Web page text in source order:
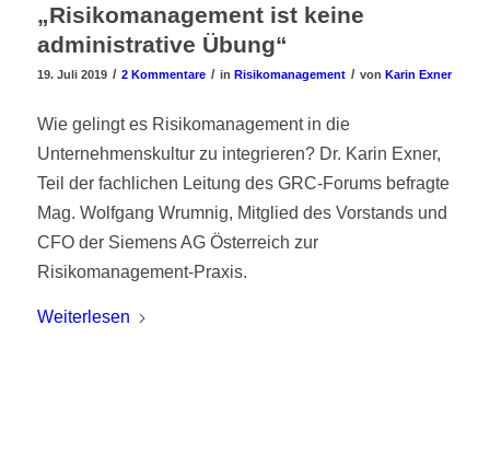
„Risikomanagement ist keine
administrative Übung“
19. Juli 2019 / 2 Kommentare / in Risikomanagement / von Karin Exner
Wie gelingt es Risikomanagement in die
Unternehmenskultur zu integrieren? Dr. Karin Exner,
Teil der fachlichen Leitung des GRC-Forums befragte
Mag. Wolfgang Wrumnig, Mitglied des Vorstands und
CFO der Siemens AG Österreich zur
Risikomanagement-Praxis.
Weiterlesen